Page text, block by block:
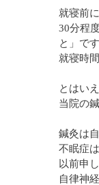
就寝前
30分程
と」です
就寝時
とはい
当院の
鍼灸は
不眠症
以前申
自律神